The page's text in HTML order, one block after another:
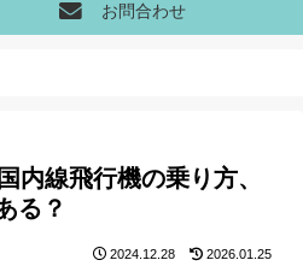
お問合わせ
内線飛行機の乗り方、
る？
2024.12.28 2026.01.25